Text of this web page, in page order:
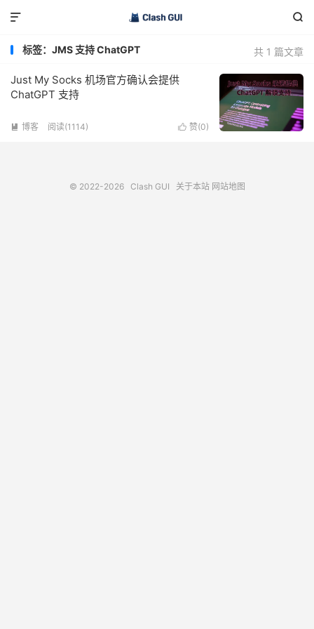


共 1 篇文章
标签：JMS 支持 ChatGPT
Just My Socks 机场官方确认会提供
ChatGPT 支持
 赞(0)
 博客 阅读(1114)
© 2022-2026 Clash GUI 关于本站 网站地图